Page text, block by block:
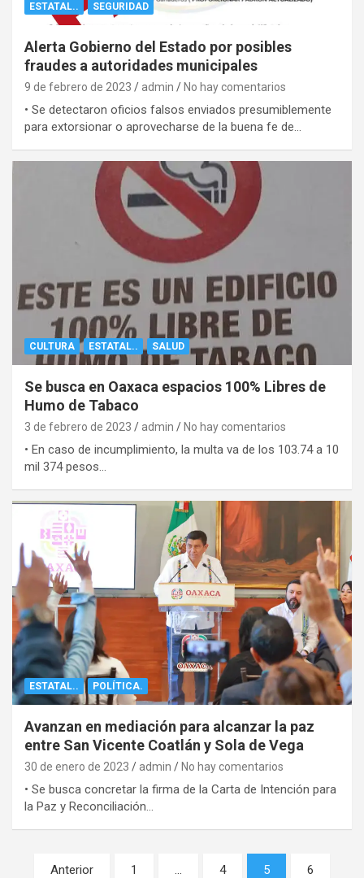
ESTATAL.. SEGURIDAD
Alerta Gobierno del Estado por posibles
fraudes a autoridades municipales
9 de febrero de 2023 admin No hay comentarios
• Se detectaron oficios falsos enviados presumiblemente
para extorsionar o aprovecharse de la buena fe de…
CULTURA ESTATAL.. SALUD
Se busca en Oaxaca espacios 100% Libres de
Humo de Tabaco
3 de febrero de 2023 admin No hay comentarios
• En caso de incumplimiento, la multa va de los 103.74 a 10
mil 374 pesos…
ESTATAL.. POLÍTICA.
Avanzan en mediación para alcanzar la paz
entre San Vicente Coatlán y Sola de Vega
30 de enero de 2023 admin No hay comentarios
• Se busca concretar la firma de la Carta de Intención para
la Paz y Reconciliación…
Navegación
Anterior 1 … 4 5 6